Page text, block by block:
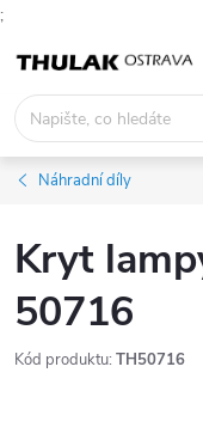
;
obsah
Náhradní díly
Kryt
50716
Kód produktu: TH50716